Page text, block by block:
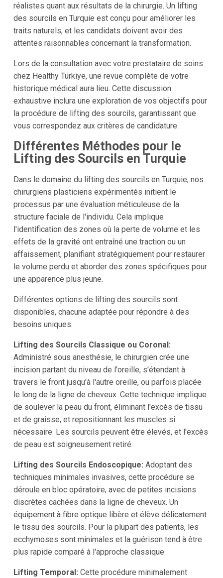
réalistes quant aux résultats de la chirurgie. Un lifting
des sourcils en Turquie est conçu pour améliorer les
traits naturels, et les candidats doivent avoir des
attentes raisonnables concernant la transformation.
Lors de la consultation avec votre prestataire de soins
chez Healthy Türkiye, une revue complète de votre
historique médical aura lieu. Cette discussion
exhaustive inclura une exploration de vos objectifs pour
la procédure de lifting des sourcils, garantissant que
vous correspondez aux critères de candidature.
Différentes Méthodes pour le
Lifting des Sourcils en Turquie
Dans le domaine du lifting des sourcils en Turquie, nos
chirurgiens plasticiens expérimentés initient le
processus par une évaluation méticuleuse de la
structure faciale de l'individu. Cela implique
l'identification des zones où la perte de volume et les
effets de la gravité ont entraîné une traction ou un
affaissement, planifiant stratégiquement pour restaurer
le volume perdu et aborder des zones spécifiques pour
une apparence plus jeune.
Différentes options de lifting des sourcils sont
disponibles, chacune adaptée pour répondre à des
besoins uniques:
Lifting des Sourcils Classique ou Coronal:
Administré sous anesthésie, le chirurgien crée une
incision partant du niveau de l'oreille, s'étendant à
travers le front jusqu'à l'autre oreille, ou parfois placée
le long de la ligne de cheveux. Cette technique implique
de soulever la peau du front, éliminant l'excès de tissu
et de graisse, et repositionnant les muscles si
nécessaire. Les sourcils peuvent être élevés, et l'excès
de peau est soigneusement retiré.
Lifting des Sourcils Endoscopique: Adoptant des
techniques minimales invasives, cette procédure se
déroule en bloc opératoire, avec de petites incisions
discrètes cachées dans la ligne de cheveux. Un
équipement à fibre optique libère et élève délicatement
le tissu des sourcils. Pour la plupart des patients, les
ecchymoses sont minimales et la guérison tend à être
plus rapide comparé à l'approche classique.
Lifting Temporal: Cette procédure minimalement